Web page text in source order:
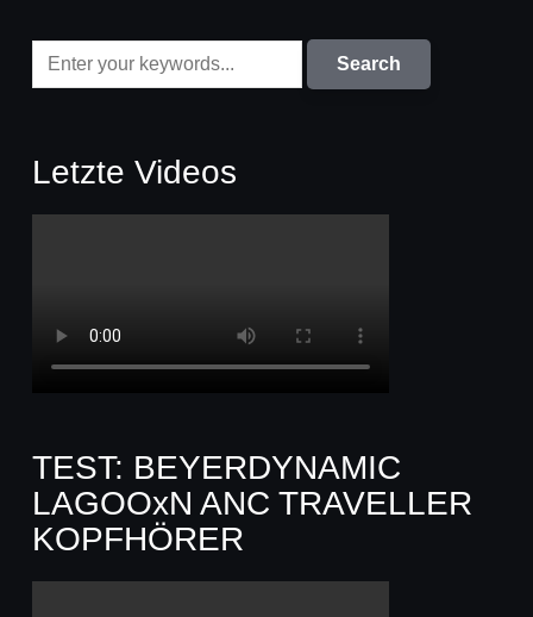
Letzte Videos
TEST: BEYERDYNAMIC
LAGOOxN ANC TRAVELLER
KOPFHÖRER